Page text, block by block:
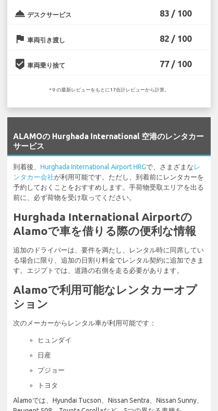
room_service デスクサービス 83 / 100
flag 車両引き渡し 82 / 100
beenhere 車両乗り捨て 77 / 100
* 9 の最新レビューをもとに17合計レビューから計算。
ALAMOの Hurghada International 空港のレンタカー
サービス
到着後、 Hurghada International Airport HRGで、さまざまなレ
ンタカー会社が利用可能です。ただし、到着前にレンタカーを
予約しておくことをおすすめします。手荷物受取エリアを出る
前に、必ず荷物を受け取ってください。
Hurghada International Airportの
Alamoで車を借りる際の便利な情報
追加のドライバーは、要件を満たし、レンタル時に同席してい
る場合に限り、追加の日割り料金でレンタル契約に追加できま
す。エジプトでは、道路の右側を走る必要があります。
Alamoで利用可能なレンタカーオプ
ション
次のメーカーからレンタル車が利用可能です：
ヒュンダイ
日産
プジョー
トヨタ
Alamoでは、Hyundai Tucson、Nissan Sentra、Nissan Sunny、